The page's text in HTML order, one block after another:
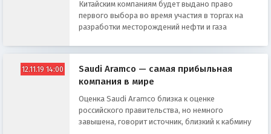
Китайским компаниям будет выдано право
первого выбора во время участия в торгах на
разработки месторождений нефти и газа
12.11.19 14:00
Saudi Aramco — самая прибыльная
компания в мире
Оценка Saudi Aramco близка к оценке
российского правительства, но немного
завышена, говорит источник, близкий к кабмину